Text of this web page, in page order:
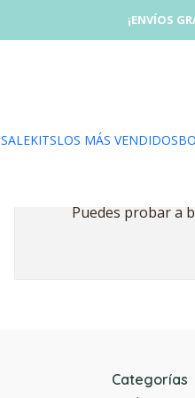
SALEKITSLOS MÁS VENDIDOS
¡ENVÍOS
Puedes probar a
Categorías